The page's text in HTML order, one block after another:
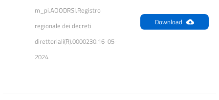
m_pi.AOODRSI.Registro
regionale dei decreti
direttoriali(R).0000230.16-05-
2024
Download